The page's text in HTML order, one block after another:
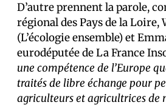
D’autre prennent la parole,
régional des Pays de la
(L’écologie ensemble) et
eurodéputée de La France
une compétence de l’Europe
traités de libre échange pour
agriculteurs et agricultrices de